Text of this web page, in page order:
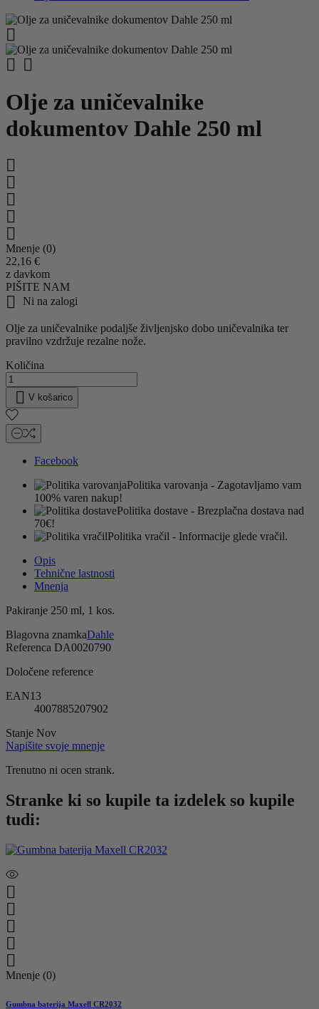



Olje za uničevalnike
dokumentov Dahle 250 ml





Mnenje (0)
22,16 €
z davkom
PIŠITE NAM
 Ni na zalogi
Olje za uničevalnike podaljše življenjsko dobo uničevalnika ter
pravilno vzdržuje rezalne nože.
Količina
 V košarico
Facebook
Politika varovanja - Zagotavljamo vam
100% varen nakup!
Politika dostave - Brezplačna dostava nad
70€!
Politika vračil - Informacije glede vračil.
Opis
Tehnične lastnosti
Mnenja
Pakiranje 250 ml, 1 kos.
Blagovna znamkaDahle
Referenca DA0020790
Določene reference
EAN13
4007885207902
Stanje Nov
Napišite svoje mnenje
Trenutno ni ocen strank.
Stranke ki so kupile ta izdelek so kupile
tudi:





Mnenje (0)
Gumbna baterija Maxell CR2032